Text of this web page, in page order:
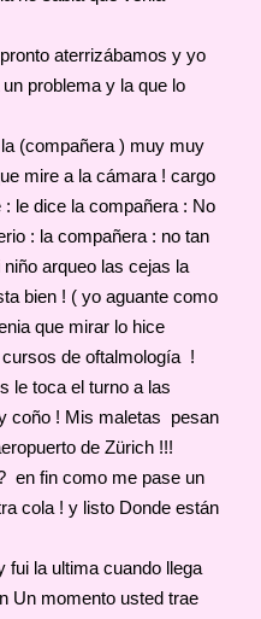
aterrizábamos y yo
problema y la que lo
(compañera ) muy muy
mire a la cámara ! cargo
le dice la compañera : No
: la compañera : no tan
arqueo las cejas la
bien ! ( yo aguante como
que mirar lo hice
de oftalmología !
le toca el turno a las
coño ! Mis maletas pesan
de Zürich !!!
en fin como me pase un
cola ! y listo Donde están
fui la ultima cuando llega
Un momento usted trae